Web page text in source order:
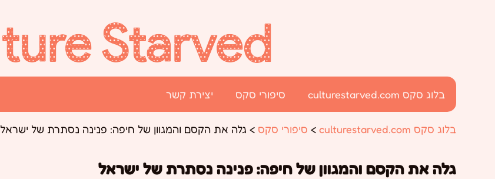
בלוג סקס culturestarved.com סיפורי סקס יצירת קשר
בלוג סקס culturestarved.com > סיפורי סקס > גלה את הקסם והמגוון של חיפה: פנינה נסתרת של ישראל
גלה את הקסם והמגוון של חיפה: פנינה נסתרת של ישראל